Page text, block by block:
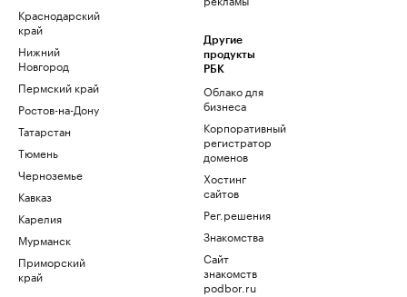
Краснодарский
край
Нижний
Новгород
Пермский край
Ростов-на-Дону
Татарстан
Тюмень
Черноземье
Кавказ
Карелия
Мурманск
Приморский
край
Другие
продукты
РБК
Облако для
бизнеса
Корпоративный
регистратор
доменов
Хостинг
сайтов
Рег.решения
Знакомства
Сайт
знакомств
podbor.ru